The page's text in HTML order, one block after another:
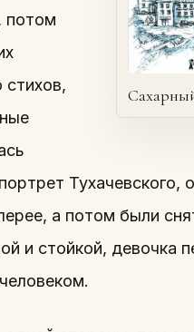
потом
Тухачевского,
а потом были
и стойкой, девочка